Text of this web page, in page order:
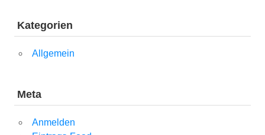
Kategorien
Allgemein
Meta
Anmelden